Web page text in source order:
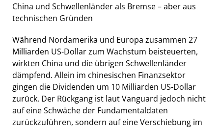
China und Schwellenländer als Bremse – aber aus
technischen Gründen
Während Nordamerika und Europa zusammen 27
Milliarden US-Dollar zum Wachstum beisteuerten,
wirkten China und die übrigen Schwellenländer
dämpfend. Allein im chinesischen Finanzsektor
gingen die Dividenden um 10 Milliarden US-Dollar
zurück. Der Rückgang ist laut Vanguard jedoch nicht
auf eine Schwäche der Fundamentaldaten
zurückzuführen, sondern auf eine Verschiebung im